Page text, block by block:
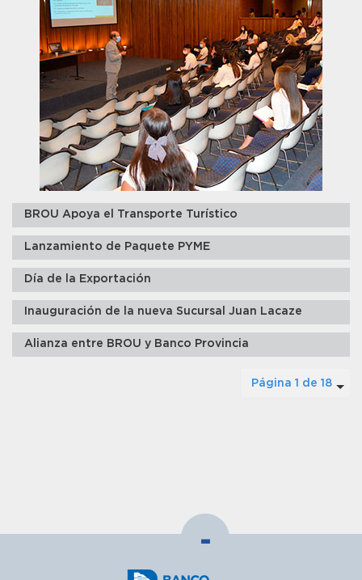
BROU Apoya el Transporte Turístico
Lanzamiento de Paquete PYME
Día de la Exportación
Inauguración de la nueva Sucursal Juan Lacaze
Alianza entre BROU y Banco Provincia
Página 1 de 18
-